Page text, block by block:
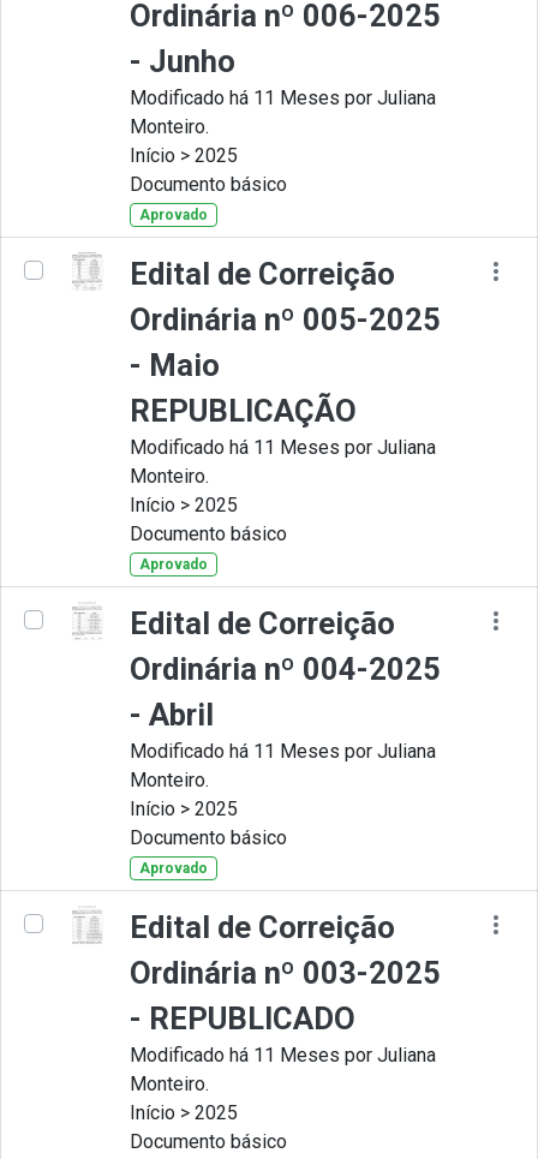
Ordinária nº 006-2025
- Junho
Modificado há 11 Meses por Juliana
Monteiro.
Início > 2025
Documento básico
Aprovado
Edital de Correição
Ordinária nº 005-2025
- Maio
REPUBLICAÇÃO
Modificado há 11 Meses por Juliana
Monteiro.
Início > 2025
Documento básico
Aprovado
Edital de Correição
Ordinária nº 004-2025
- Abril
Modificado há 11 Meses por Juliana
Monteiro.
Início > 2025
Documento básico
Aprovado
Edital de Correição
Ordinária nº 003-2025
- REPUBLICADO
Modificado há 11 Meses por Juliana
Monteiro.
Início > 2025
Documento básico